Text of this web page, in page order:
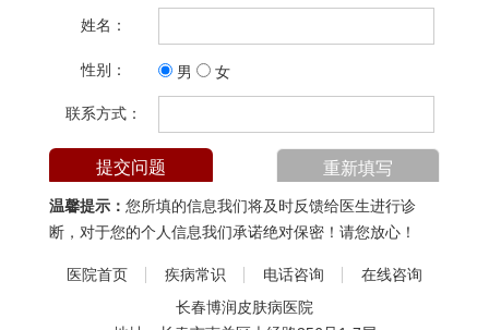
姓名：
性别： 男 女
联系方式：
温馨提示： 您所填的信息我们将及时反馈给医生进行诊
断，对于您的个人信息我们承诺绝对保密！请您放心！
医院首页 疾病常识 电话咨询
在线咨询
长春博润皮肤病医院